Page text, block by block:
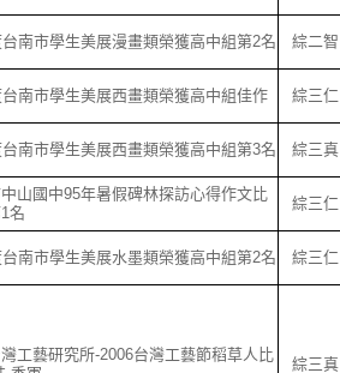
南市學生美展漫畫類榮獲高中組第2名 綜二智
南市學生美展西畫類榮獲高中組佳作 綜三仁
南市學生美展西畫類榮獲高中組第3名 綜三真
山國中95年暑假碑林探訪心得作文比
名
綜三仁
南市學生美展水墨類榮獲高中組第2名 綜三仁
工藝研究所-2006台灣工藝節稻草人比
綜三真